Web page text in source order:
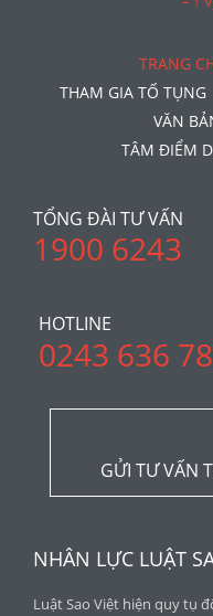
TRANG
THAM GIA TỐ TỤNG
VĂN
TÂM ĐIỂM
TỔNG ĐÀI TƯ VẤN
1900 6243
HOTLINE
0243 636
GỬI TƯ VẤN
NHÂN LỰC LUẬT
Luật Sao Việt hiện quy tụ